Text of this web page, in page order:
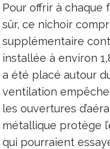
Pour offrir à chaque
sûr, ce nichoir
supplémentaire
installée à environ
a été placé autour
ventilation
les ouvertures
métallique protège
qui pourraient